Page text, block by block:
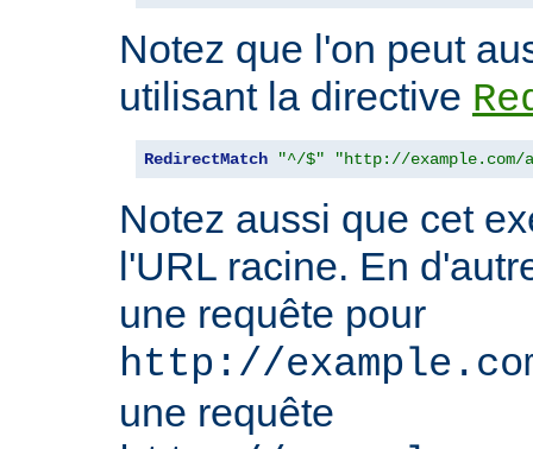
Notez que l'on peut
utilisant la directive
RedirectMatch "^/$" "http://example.com/
Notez aussi que cet
l'URL racine. En
une requête pour
http://
une requête